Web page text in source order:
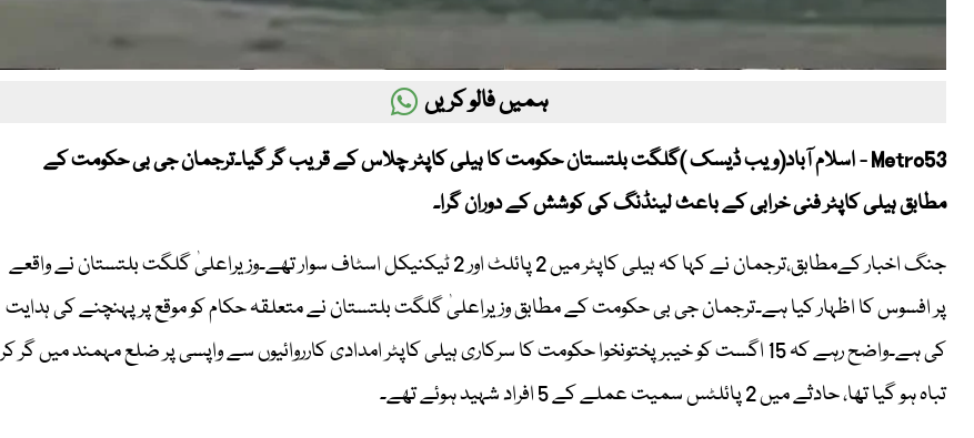
ہمیں فالو کریں
Metro53 - اسلام آباد(ویب ڈیسک )گلگت بلتستان حکومت کا ہیلی کاپٹر چلاس کے قریب گر گیا۔ترجمان جی بی حکومت کے
مطابق ہیلی کاپٹر فنی خرابی کے باعث لینڈنگ کی کوشش کے دوران گرا۔
جنگ اخبار کےمطابق،ترجمان نے کہا کہ ہیلی کاپٹر میں 2 پائلٹ اور 2 ٹیکنیکل اسٹاف سوار تھے۔وزیراعلیٰ گلگت بلتستان نے واقعے
پر افسوس کا اظہار کیا ہے۔ترجمان جی بی حکومت کے مطابق وزیراعلیٰ گلگت بلتستان نے متعلقہ حکام کو موقع پر پہنچنے کی ہدایت
کی ہے۔واضح رہے کہ 15 اگست کو خیبر پختونخوا حکومت کا سرکاری ہیلی کاپٹر امدادی کارروائیوں سے واپسی پر ضلع مہمند میں گر کر
تباہ ہو گیا تھا، حادثے میں 2 پائلٹس سمیت عملے کے 5 افراد شہید ہوئے تھے۔